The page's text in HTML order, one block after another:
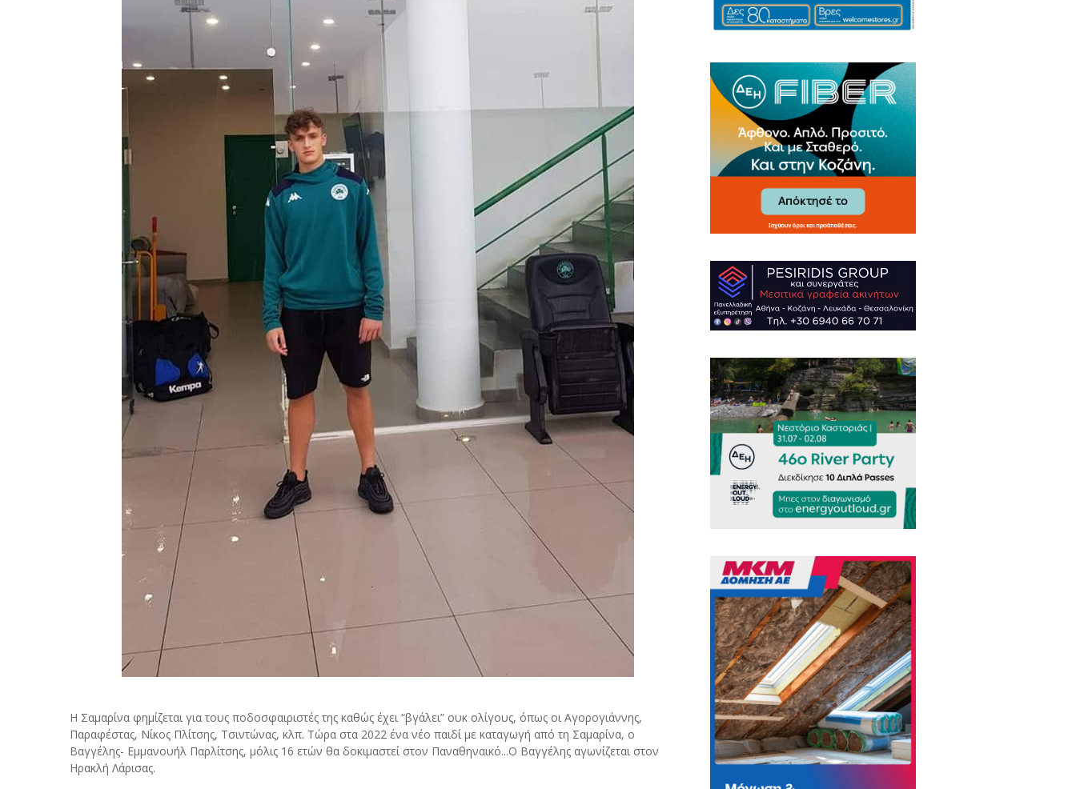
Η Σαμαρίνα φημίζεται για τους ποδοσφαιριστές της καθώς έχει “βγάλει” ουκ ολίγους, όπως οι Αγορογιάννης,
Παραφέστας, Νίκος Πλίτσης, Τσιντώνας, κλπ. Τώρα στα 2022 ένα νέο παιδί με καταγωγή από τη Σαμαρίνα, ο
Βαγγέλης- Εμμανουήλ Παρλίτσης, μόλις 16 ετών θα δοκιμαστεί στον Παναθηναικό...Ο Βαγγέλης αγωνίζεται στον
Ηρακλή Λάρισας.